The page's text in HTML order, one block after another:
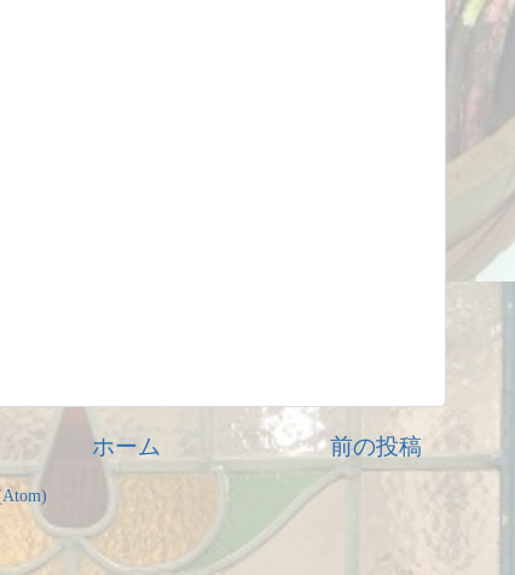
前の投稿
ホーム